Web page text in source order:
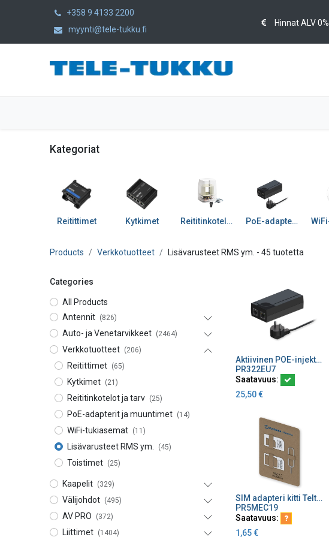
+358 9 4133 2200
myynti@tele-tukku.fi
Hinnat ALV 0%
Kategoriat
Reitittimet Kytkimet Reititinkotelot ja tarv PoE-adapterit ja muuntimet
Products Verkkotuotteet Lisävarusteet RMS ym. - 45 tuotetta
Categories
All Products
Antennit
(826)
Auto- ja Venetarvikkeet (2464)
Verkkotuotteet (206)
Reitittimet (65)
Kytkimet (21)
Reititinkotelot ja tarv (25)
PoE-adapterit ja muuntimet (14)
WiFi-tukiasemat (11)
Lisävarusteet RMS ym. (45)
Toistimet (25)
Kaapelit (329)
Välijohdot (495)
AV PRO (372)
Liittimet (1404)
Lisää ostoskoriinAktiivinen POE-injektori, 52VDC/0.35A/15W, IEEE 802.3af tuki
PR322EU7
Saatavuus:
25,50€
Lisää ostoskoriinSIM adapteri kitti Teltonikan reitittimille
PR5MEC19
Saatavuus:
1,65€